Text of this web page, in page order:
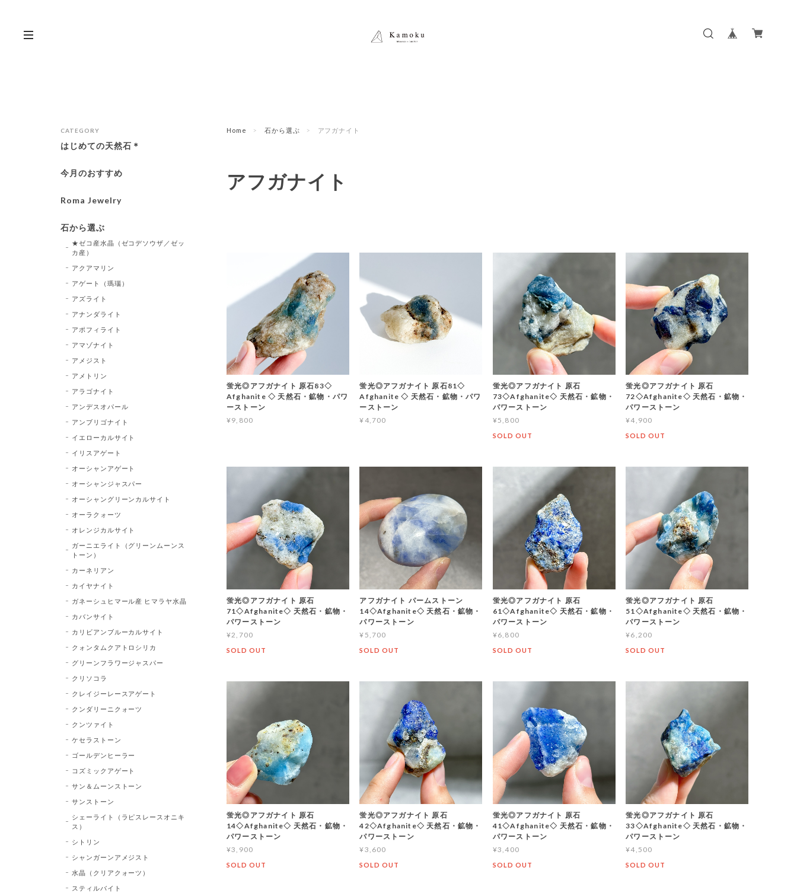
Home 石から選ぶ アフガナイト
アフガナイト
蛍光◎アフガナイト 原石83◇
Afghanite ◇ 天然石・鉱物・パワ
ーストーン
¥9,800
蛍光◎アフガナイト 原石81◇
Afghanite ◇ 天然石・鉱物・パワ
ーストーン
¥4,700
蛍光◎アフガナイト 原石
73◇Afghanite◇ 天然石・鉱物・
パワーストーン
¥5,800
SOLD OUT
蛍光◎アフガナイト 原石
72◇Afghanite◇ 天然石・鉱物・
パワーストーン
¥4,900
SOLD OUT
蛍光◎アフガナイト 原石
71◇Afghanite◇ 天然石・鉱物・
パワーストーン
¥2,700
SOLD OUT
アフガナイト パームストーン
14◇Afghanite◇ 天然石・鉱物・
パワーストーン
¥5,700
SOLD OUT
蛍光◎アフガナイト 原石
61◇Afghanite◇ 天然石・鉱物・
パワーストーン
¥6,800
SOLD OUT
蛍光◎アフガナイト 原石
51◇Afghanite◇ 天然石・鉱物・
パワーストーン
¥6,200
SOLD OUT
蛍光◎アフガナイト 原石
14◇Afghanite◇ 天然石・鉱物・
パワーストーン
¥3,900
SOLD OUT
蛍光◎アフガナイト 原石
42◇Afghanite◇ 天然石・鉱物・
パワーストーン
¥3,600
SOLD OUT
蛍光◎アフガナイト 原石
41◇Afghanite◇ 天然石・鉱物・
パワーストーン
¥3,400
SOLD OUT
蛍光◎アフガナイト 原石
33◇Afghanite◇ 天然石・鉱物・
パワーストーン
¥4,500
SOLD OUT
CATEGORY
はじめての天然石＊
今月のおすすめ
Roma Jewelry
石から選ぶ
★ゼコ産水晶（ゼコデソウザ／ゼッ
カ産）
アクアマリン
アゲート（瑪瑙）
アズライト
アナンダライト
アポフィライト
アマゾナイト
アメジスト
アメトリン
アラゴナイト
アンデスオパール
アンブリゴナイト
イエローカルサイト
イリスアゲート
オーシャンアゲート
オーシャンジャスパー
オーシャングリーンカルサイト
オーラクォーツ
オレンジカルサイト
ガーニエライト（グリーンムーンス
トーン）
カーネリアン
カイヤナイト
ガネーシュヒマール産 ヒマラヤ水晶
カバンサイト
カリビアンブルーカルサイト
クォンタムクアトロシリカ
グリーンフラワージャスパー
クリソコラ
クレイジーレースアゲート
クンダリーニクォーツ
クンツァイト
ケセラストーン
ゴールデンヒーラー
コズミックアゲート
サン＆ムーンストーン
サンストーン
シェーライト（ラピスレースオニキ
ス）
シトリン
シャンガーンアメジスト
水晶（クリアクォーツ）
スティルバイト